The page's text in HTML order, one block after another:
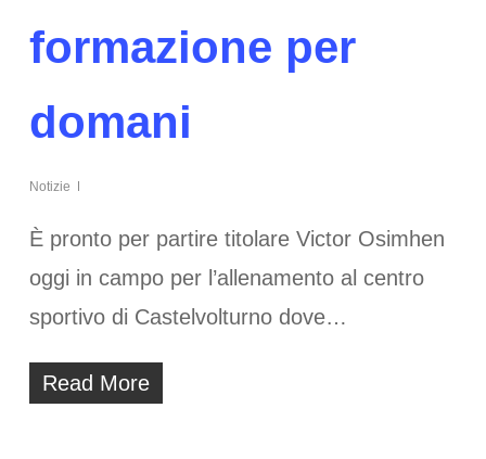
formazione per
domani
Notizie
È pronto per partire titolare Victor Osimhen
oggi in campo per l’allenamento al centro
sportivo di Castelvolturno dove…
Read More